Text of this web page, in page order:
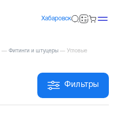
Хабаровск
— Фитинги и штуцеры — Угловые
Фильтры